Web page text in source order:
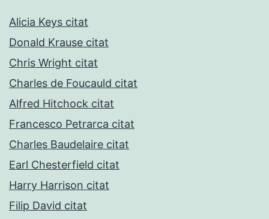
Alicia Keys citat
Donald Krause citat
Chris Wright citat
Charles de Foucauld citat
Alfred Hitchock citat
Francesco Petrarca citat
Charles Baudelaire citat
Earl Chesterfield citat
Harry Harrison citat
Filip David citat